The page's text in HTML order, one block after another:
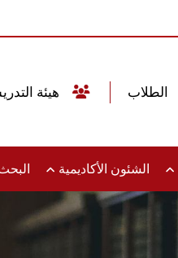
الشئون الأكاديمية